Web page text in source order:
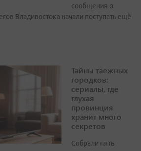
сообщения о
Владивостока начали поступать ещё
Тайны таежных
городков:
сериалы, где
глухая
провинция
хранит много
секретов
Собрали пять